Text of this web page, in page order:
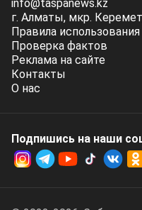
info@taspanews.kz
г. Алматы, мкр.
Правила
Проверка фактов
Реклама на сайте
Контакты
О нас
Подпишись на наши